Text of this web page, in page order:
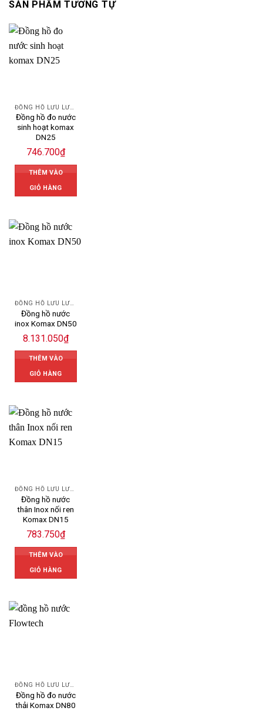
SẢN PHẨM TƯƠNG TỰ
ĐỒNG HỒ LƯU LƯỢNG NƯỚC KOMAX
Đồng hồ đo nước
sinh hoạt komax
DN25
746.700₫
THÊM VÀO
GIỎ HÀNG
ĐỒNG HỒ LƯU LƯỢNG NƯỚC KOMAX
Đồng hồ nước
inox Komax DN50
8.131.050₫
THÊM VÀO
GIỎ HÀNG
ĐỒNG HỒ LƯU LƯỢNG NƯỚC KOMAX
Đồng hồ nước
thân Inox nối ren
Komax DN15
783.750₫
THÊM VÀO
GIỎ HÀNG
ĐỒNG HỒ LƯU LƯỢNG NƯỚC KOMAX
Đồng hồ đo nước
thải Komax DN80